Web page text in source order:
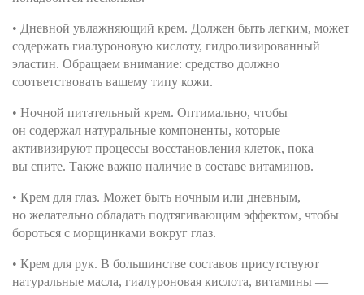
• Дневной увлажняющий крем. Должен быть легким, может
содержать гиалуроновую кислоту, гидролизированный
эластин. Обращаем внимание: средство должно
соответствовать вашему типу кожи.
• Ночной питательный крем. Оптимально, чтобы
он содержал натуральные компоненты, которые
активизируют процессы восстановления клеток, пока
вы спите. Также важно наличие в составе витаминов.
• Крем для глаз. Может быть ночным или дневным,
но желательно обладать подтягивающим эффектом, чтобы
бороться с морщинками вокруг глаз.
• Крем для рук. В большинстве составов присутствуют
натуральные масла, гиалуроновая кислота, витамины —